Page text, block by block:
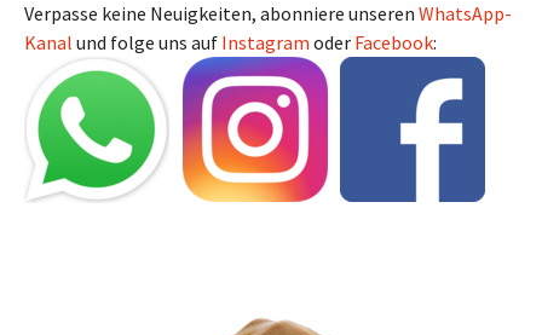
Verpasse keine Neuigkeiten, abonniere unseren WhatsApp-
Kanal und folge uns auf Instagram oder Facebook: